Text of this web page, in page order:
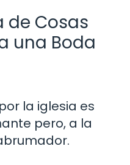
de Cosas
una Boda
la iglesia es
pero, a la